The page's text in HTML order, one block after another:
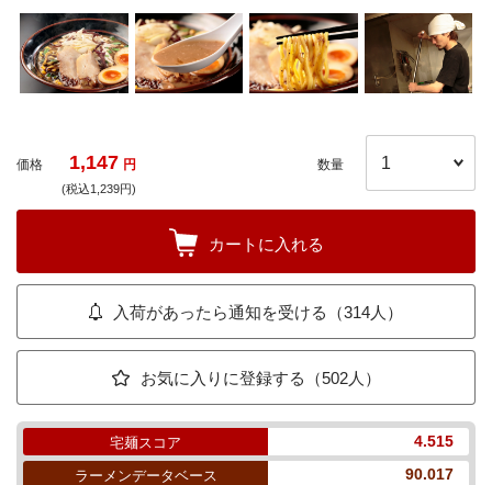
価格 1,147 円
(税込1,239円)
数量
カートに入れる
入荷があったら通知を受ける（314人）
お気に入りに登録する（502人）
宅麺スコア 4.515
ラーメンデータベース 90.017